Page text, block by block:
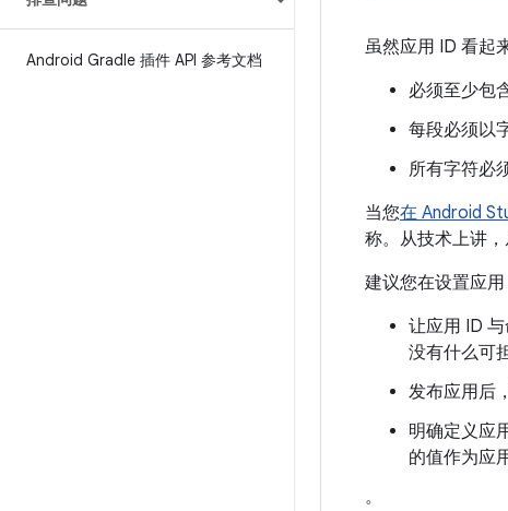
Android Gradle 插件 API 参考文档
虽然应用 ID 看起
必须至少包
每段必须以
所有字符必
当您在 Android
称。从技术上讲
建议您在设置应用
让应用 ID
没有什么可
发布应用后
明确定义应
的值作为应
。